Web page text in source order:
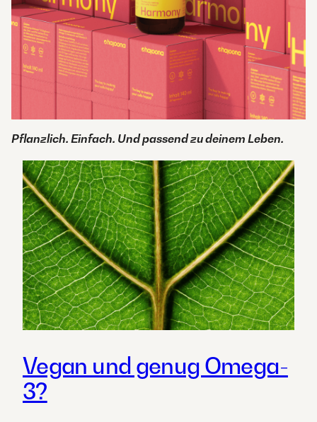
Pflanzlich. Einfach. Und passend zu deinem Leben.
Vegan und genug Omega-
3?